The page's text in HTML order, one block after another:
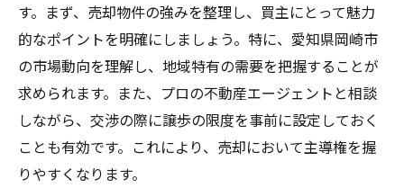
す。まず、売却物件の強みを整理し、買主にとって魅力
的なポイントを明確にしましょう。特に、愛知県岡崎市
の市場動向を理解し、地域特有の需要を把握することが
求められます。また、プロの不動産エージェントと相談
しながら、交渉の際に譲歩の限度を事前に設定しておく
ことも有効です。これにより、売却において主導権を握
りやすくなります。